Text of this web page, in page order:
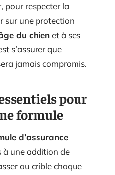
pour respecter la
sur une protection
du chienet à ses
s’assurer que
jamais compromis.
pour
formule
d’assurance
à une addition de
au crible chaque